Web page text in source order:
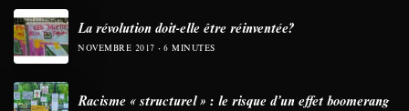
La révolution doit-elle être réinventée?
NOVEMBRE 2017 6 MINUTES
Racisme « structurel » : le risque d’un effet boomerang